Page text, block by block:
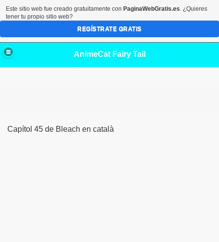
AnimeCat Fairy Tail
Capítol 45 de Bleach en català
Este sitio web fue creado gratuitamente con PaginaWebGratis.es. ¿Quieres
tener tu propio sitio web?
REGÍSTRATE GRATIS